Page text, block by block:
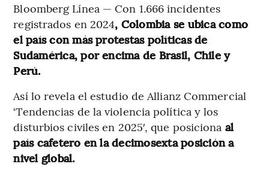
Bloomberg Línea — Con 1.666 incidentes
registrados en 2024, Colombia se ubica como
el país con más protestas políticas de
Sudamérica, por encima de Brasil, Chile y
Perú.
Así lo revela el estudio de Allianz Commercial
‘Tendencias de la violencia política y los
disturbios civiles en 2025′, que posiciona al
país cafetero en la decimosexta posición a
nivel global.